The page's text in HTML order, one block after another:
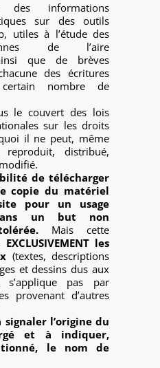
des informations
sur des outils
utiles à l’étude des
de l’aire
que de brèves
des écritures
nombre de
le couvert des lois
sur les droits
il ne peut, même
distribué,
de télécharger
copie du matériel
pour un usage
un but non
Mais cette
EXCLUSIVEMENT les
(textes, descriptions
et dessins dus aux
pas par
provenant d’autres
signaler l’origine du
et à indiquer,
le nom de